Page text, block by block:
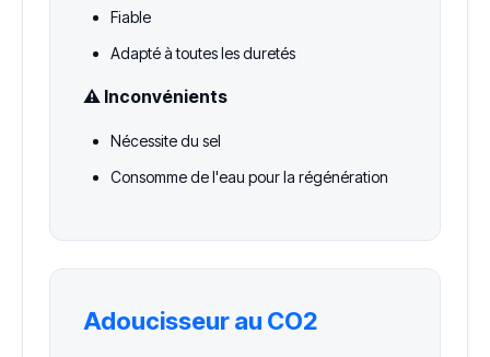
Fiable
Adapté à toutes les duretés
⚠️ Inconvénients
Nécessite du sel
Consomme de l'eau pour la régénération
Adoucisseur au CO2